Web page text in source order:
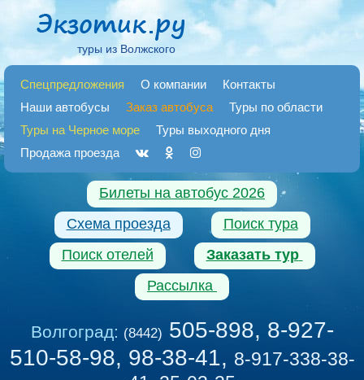
туры из Волжского
Спецпредложения О компании
Контакты
Наши автобусы
Заказ автобуса
Туры по области
Туры на Черное море
Туры выходного дня
Продажа проезда
Билеты на автобус 2026
Схема проезда
Поиск тура
Поиск отелей
Заказать тур
Рассылка
Волгоград: (8442) 505-898, 8-927-
510-58-98, 98-38-41, 8-917-338-38-